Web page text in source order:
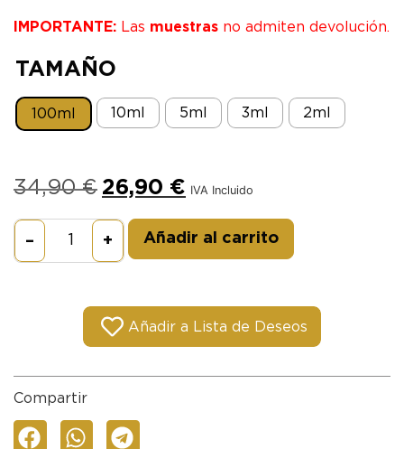
IMPORTANTE: Las muestras no admiten devolución.
TAMAÑO
100ml 10ml 5ml 3ml 2ml
34,90€ 26,90 € IVA Incluido
– + Añadir al carrito
Añadir a Lista de Deseos
Compartir